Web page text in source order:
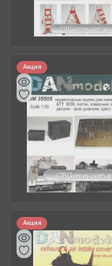
Акция
Акция